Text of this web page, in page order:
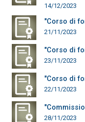
14/12/2023
"Corso di
21/11/2023
"Corso di
23/11/2023
"Corso di
22/11/2023
28/11/2023